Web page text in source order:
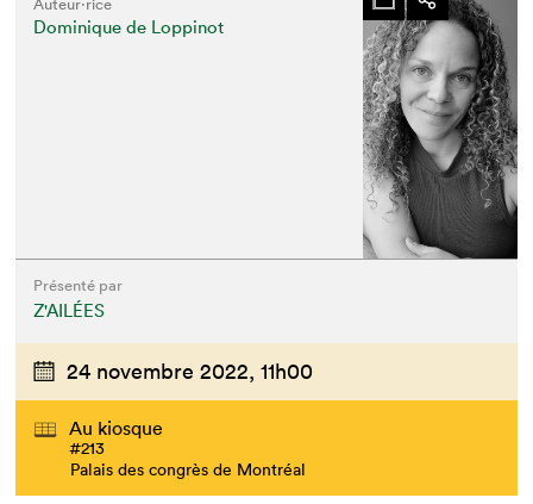
Dominique de Loppinot
Présenté par
Z'AILÉES
24 novembre 2022, 11h00
Au kiosque
#213
Palais des congrès de Montréal